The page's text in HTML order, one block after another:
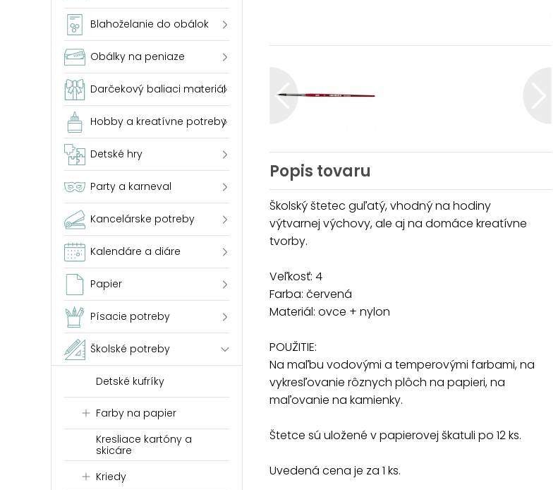
Blahoželanie do obálok
Obálky na peniaze
Darčekový baliaci materiál
Hobby a kreatívne potreby
Detské hry
Party a karneval
Kancelárske potreby
Kalendáre a diáre
Papier
Písacie potreby
Školské potreby
Detské kufríky
Farby na papier
Kresliace kartóny a
skicáre
Kriedy
Popis tovaru
Školský štetec guľatý, vhodný na hodiny
výtvarnej výchovy, ale aj na domáce kreatívne
tvorby.
Veľkosť: 4
Farba: červená
Materiál: ovce + nylon
POUŽITIE:
Na maľbu vodovými a temperovými farbami, na
vykresľovanie rôznych plôch na papieri, na
maľovanie na kamienky.
Štetce sú uložené v papierovej škatuli po 12 ks.
Uvedená cena je za 1 ks.